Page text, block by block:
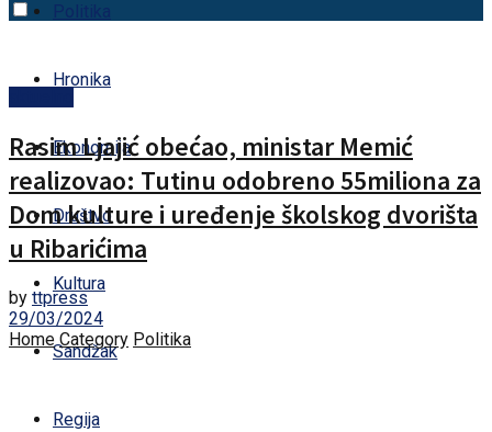
Politika
Hronika
Ekonomija
Društvo
Kultura
Sandžak
Regija
Rasim Ljajić obećao, ministar Memić
realizovao: Tutinu odobreno 55miliona za
Dom kulture i uređenje školskog dvorišta
u Ribarićima
by ttpress
29/03/2024
Home Category Politika